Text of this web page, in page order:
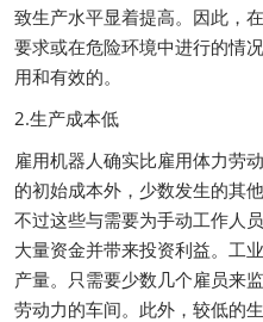
致生产水平显着提高。因此，
要求或在危险环境中进行的情
用和有效的。
2.生产成本低
雇用机器人确实比雇用体力劳
的初始成本外，少数发生的其
不过这些与需要为手动工作人
大量资金并带来投资利益。工
产量。只需要少数几个雇员来
劳动力的车间。此外，较低的